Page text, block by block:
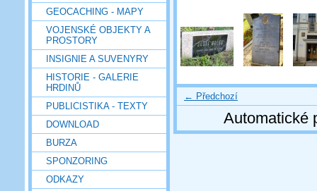
GEOCACHING - MAPY
VOJENSKÉ OBJEKTY A
PROSTORY
INSIGNIE A SUVENYRY
HISTORIE - GALERIE
HRDINŮ
PUBLICISTIKA - TEXTY
DOWNLOAD
BURZA
SPONZORING
ODKAZY
← Předchozí
Automatické